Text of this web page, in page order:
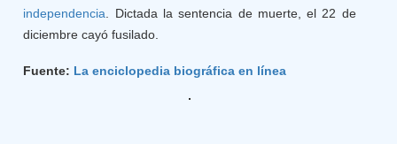
independencia . Dictada la sentencia de muerte, el 22 de
diciembre cayó fusilado.
Fuente: La enciclopedia biográfica en línea